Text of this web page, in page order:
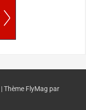
|Thème FlyMag par